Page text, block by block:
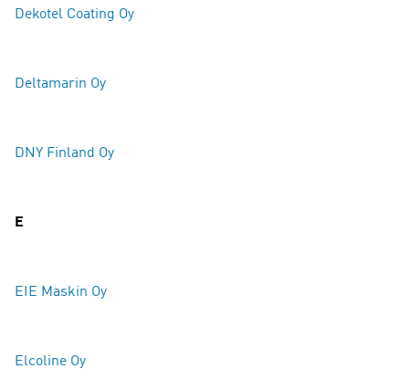
Dekotel Coating Oy
Deltamarin Oy
DNY Finland Oy
E
EIE Maskin Oy
Elcoline Oy